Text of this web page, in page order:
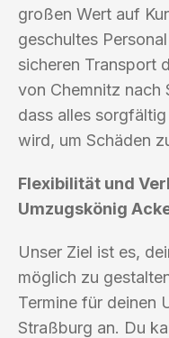
großen Wert auf
geschultes
sicheren Transport
von Chemnitz nach
dass alles
wird, um Schäden
Flexibilität und
Umzugskönig
Unser Ziel ist es,
möglich zu
Termine für deinen
Straßburg an. Du